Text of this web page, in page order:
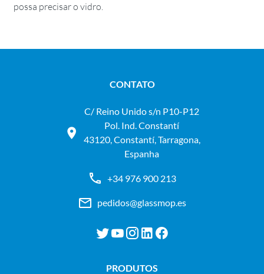
possa precisar o vidro.
CONTATO
C/ Reino Unido s/n P10-P12
Pol. Ind. Constantí
43120, Constantí, Tarragona,
Espanha
+34 976 900 213
pedidos@glassmop.es
PRODUTOS